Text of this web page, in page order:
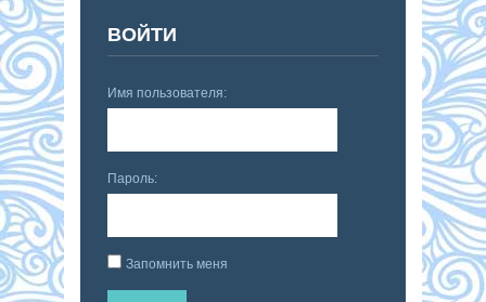
ВОЙТИ
Имя пользователя:
Пароль:
Запомнить меня